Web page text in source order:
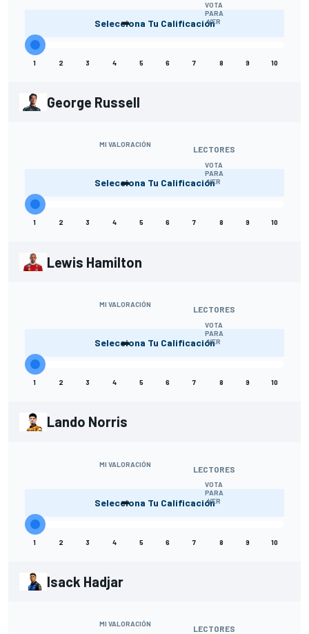
-
VOTA
PARA
VER
Selecciona Tu Calificación
1 2 3 4 5 6 7 8 9 10
George Russell
MI VALORACIÓN
-
LECTORES
VOTA
PARA
VER
Selecciona Tu Calificación
1 2 3 4 5 6 7 8 9 10
Lewis Hamilton
MI VALORACIÓN
-
LECTORES
VOTA
PARA
VER
Selecciona Tu Calificación
1 2 3 4 5 6 7 8 9 10
Lando Norris
MI VALORACIÓN
-
LECTORES
VOTA
PARA
VER
Selecciona Tu Calificación
1 2 3 4 5 6 7 8 9 10
Isack Hadjar
MI VALORACIÓN LECTORES